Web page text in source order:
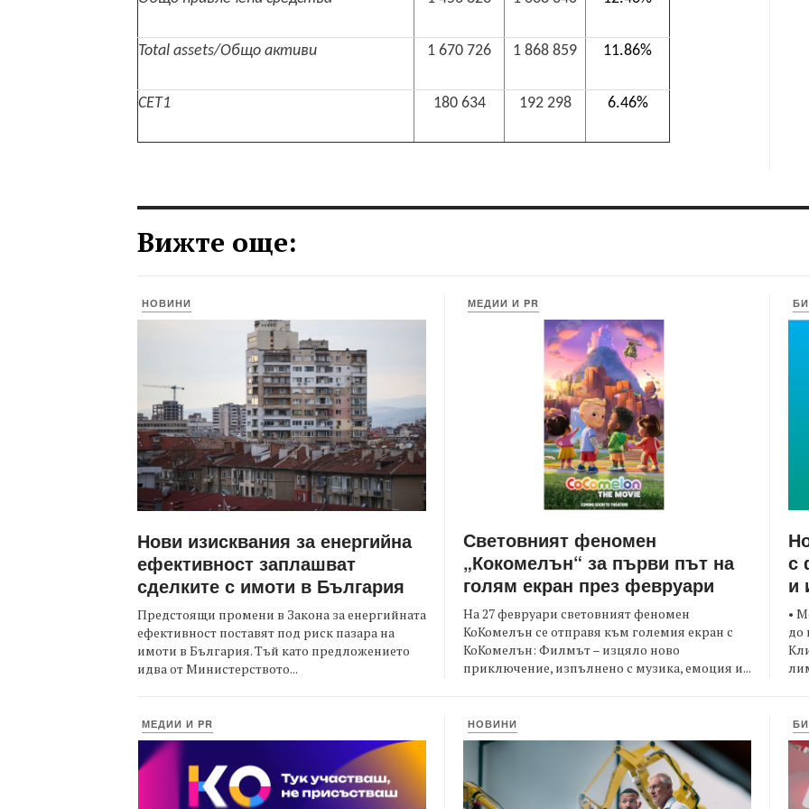
Total assets/Общо активи 1 670 726 1 868 859 11.86%
CET1 180 634 192 298 6.46%
Вижте още:
НОВИНИ
Нови изисквания за енергийна
ефективност заплашват
сделките с имоти в България
Предстоящи промени в Закона за енергийната
ефективност поставят под риск пазара на
имоти в България. Тъй като предложението
идва от Министерството...
МЕДИИ И PR
Световният феномен
„Кокомелън“ за първи път на
голям екран през февруари
На 27 февруари световният феномен
КоКомелън се отправя към големия екран с
КоКомелън: Филмът – изцяло ново
приключение, изпълнено с музика, емоция и...
с
и
•
до
МЕДИИ И PR НОВИНИ